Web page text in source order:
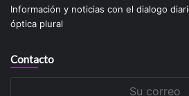
Información y noticias con el dialogo
óptica plural
Contacto